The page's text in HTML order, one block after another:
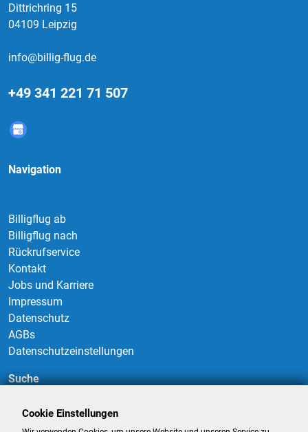
Dittrichring 15
04109 Leipzig
info@billig-flug.de
+49 341 221 71 507
Navigation
Billigflug ab
Billigflug nach
Rückrufservice
Kontakt
Jobs und Karriere
Impressum
Datenschutz
AGBs
Datenschutzeinstellungen
Suche
Cookie Einstellungen